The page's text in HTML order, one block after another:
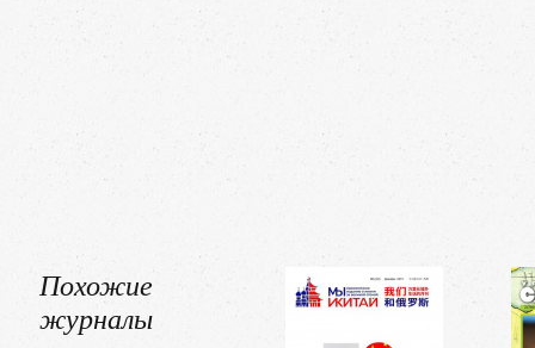
Похожие
журналы